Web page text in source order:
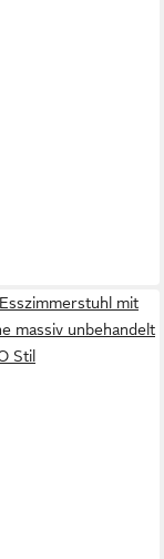
mit
massiv unbehandelt
Stil